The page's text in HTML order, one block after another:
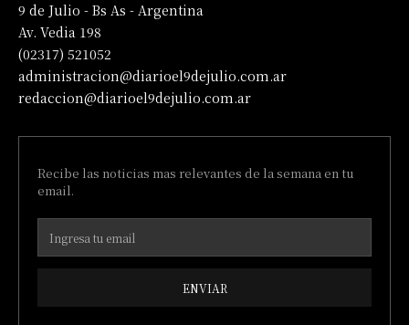
9 de Julio - Bs As - Argentina
Av. Vedia 198
(02317) 521052
administracion@diarioel9dejulio.com.ar
redaccion@diarioel9dejulio.com.ar
Recibe las noticias mas relevantes de la semana en tu
email.
ENVIAR